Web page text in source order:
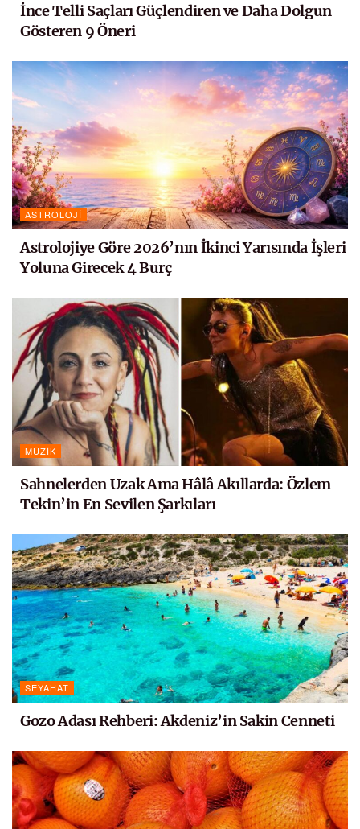
İnce Telli Saçları Güçlendiren ve Daha Dolgun
Gösteren 9 Öneri
ASTROLOJI
Astrolojiye Göre 2026’nın İkinci Yarısında İşleri
Yoluna Girecek 4 Burç
MÜZIK
Sahnelerden Uzak Ama Hâlâ Akıllarda: Özlem
Tekin’in En Sevilen Şarkıları
SEYAHAT
Gozo Adası Rehberi: Akdeniz’in Sakin Cenneti